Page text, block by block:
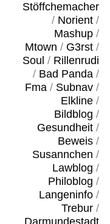
Stöffchemacher
/ Norient/
Mashup/
Mtown / G3rst/
Soul / Rillenrudi
/ Bad Panda/
Fma/ Subnav/
Elkline/
Bildblog /
Gesundheit/
Beweis/
Susannchen /
Lawblog /
Philoblog /
Langeninfo/
Trebur/
Darmundestadt